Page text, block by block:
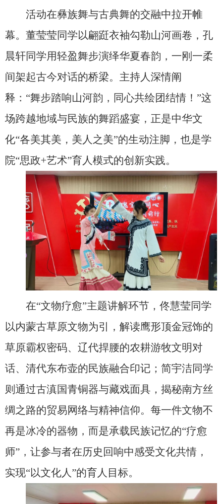
活动在彝族舞与古典舞的交融中拉开帷
幕。董莹莹同学以翩跹衣袖勾勒山河画卷，孔
晨轩同学用轻盈舞步演绎华夏春韵，一刚一柔
间架起古今对话的桥梁。主持人深情阐
释：“舞步踏响山河韵，同心共绘团结情！”这
场跨越地域与民族的舞蹈盛宴，正是中华文
化“各美其美，美人之美”的生动注脚，也是学
院“思政+艺术”育人模式的创新实践。
在“文物疗愈”主题讲解环节，佟慧莹同学
以内蒙古草原文物为引，解读鹰形顶金冠饰的
草原霸权密码、辽代捍腰的农耕游牧文明对
话、清代东布壶的民族融合印记；简宇洁同学
则通过古滇国青铜器与藏戏面具，揭秘南方丝
绸之路的贸易网络与精神信仰。每一件文物不
再是冰冷的器物，而是承载民族记忆的“疗愈
师”，让参与者在历史回响中感受文化共情，
实现“以文化人”的育人目标。